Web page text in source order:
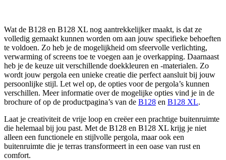
Wat de B128 en B128 XL nog aantrekkelijker maakt, is dat ze
volledig gemaakt kunnen worden om aan jouw specifieke behoeften
te voldoen. Zo heb je de mogelijkheid om sfeervolle verlichting,
verwarming of screens toe te voegen aan je overkapping. Daarnaast
heb je de keuze uit verschillende doekkleuren en -materialen. Zo
wordt jouw pergola een unieke creatie die perfect aansluit bij jouw
persoonlijke stijl. Let wel op, de opties voor de pergola’s kunnen
verschillen. Meer informatie over de mogelijke opties vind je in de
brochure of op de productpagina’s van de B128 en B128 XL.
Laat je creativiteit de vrije loop en creëer een prachtige buitenruimte
die helemaal bij jou past. Met de B128 en B128 XL krijg je niet
alleen een functionele en stijlvolle pergola, maar ook een
buitenruimte die je terras transformeert in een oase van rust en
comfort.